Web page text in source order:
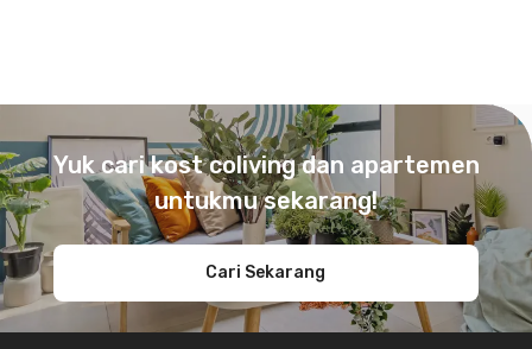
Yuk cari kost coliving dan apartemen
untukmu sekarang!
Cari Sekarang